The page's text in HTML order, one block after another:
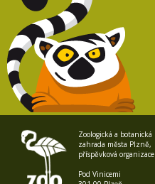
Zoologická a botanická
zahrada města Plzně,
příspěvková organizace
Pod Vinicemi